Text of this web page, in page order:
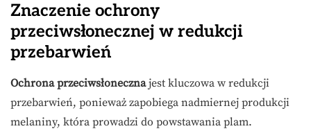
Znaczenie ochrony
przeciwsłonecznej w redukcji
przebarwień
Ochrona przeciwsłonecznajest kluczowa w redukcji
przebarwień, ponieważ zapobiega nadmiernej produkcji
melaniny, która prowadzi do powstawania plam.